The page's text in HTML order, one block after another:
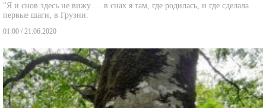
"Я и снов здесь не вижу … в снах я там, где родилась, и где сделала
первые шаги, в Грузии.
01:00 / 21.06.2020